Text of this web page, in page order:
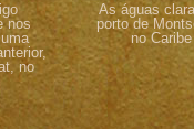
nos
no
As águas
porto de
no Caribe